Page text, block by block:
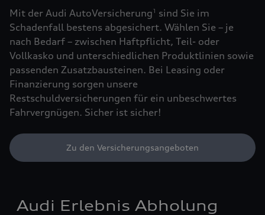
Mit der Audi AutoVersicherung1
sind Sie im
Schadenfall bestens abgesichert. Wählen Sie – je
nach Bedarf – zwischen Haftpflicht, Teil- oder
Vollkasko und unterschiedlichen Produktlinien sowie
passenden Zusatzbausteinen. Bei Leasing oder
Finanzierung sorgen unsere
Restschuldversicherungen für ein unbeschwertes
Fahrvergnügen. Sicher ist sicher!
Zu den Versicherungsangeboten
Audi Erlebnis Abholung